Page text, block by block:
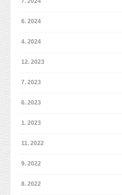
6. 2024
4. 2024
12. 2023
7. 2023
6. 2023
1. 2023
11. 2022
9. 2022
8. 2022